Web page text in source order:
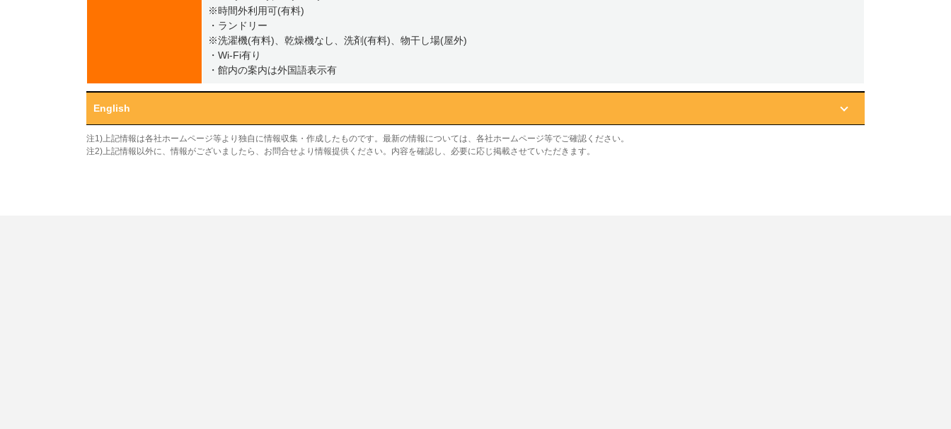
※時間外利用可(有料)
・ランドリー
※洗濯機(有料)、乾燥機なし、洗剤(有料)、物干し場(屋外)
・Wi-Fi有り
・館内の案内は外国語表示有
English
注1)上記情報は各社ホームページ等より独自に情報収集・作成したものです。最新の情報については、各社ホームページ等でご確認ください。
注2)上記情報以外に、情報がございましたら、お問合せより情報提供ください。内容を確認し、必要に応じ掲載させていただきます。